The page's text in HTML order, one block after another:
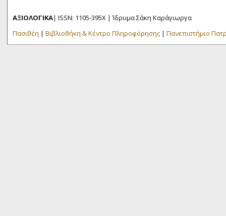
ΑΞΙΟΛΟΓΙΚΑ| ISSN: 1105-395X | Ίδρυμα Σάκη Καράγιωργα
Πασιθέη | Βιβλιοθήκη & Κέντρο Πληροφόρησης | Πανεπιστήμιο